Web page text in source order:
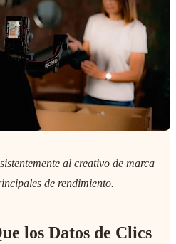
al creativo de marca
de rendimiento.
los Datos de Clics